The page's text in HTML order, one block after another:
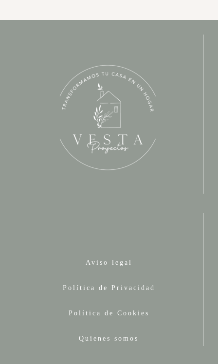
Aviso legal
Política de Privacidad
Política de Cookies
Quienes somos